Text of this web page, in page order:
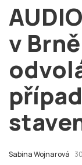
# Brno
# volby
login PŘIHLÁSIT
Zapomněli jste heslo?
Založit nový účet
v
Sabina Wojnarová